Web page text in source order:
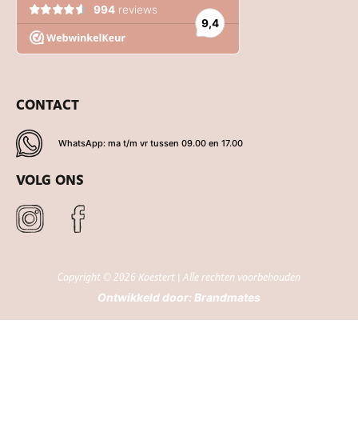
CONTACT
WhatsApp: ma t/m vr tussen 09.00 en 17.00
VOLG ONS
Copyright © 2026 Koestert | Alle rechten voorbehouden
Ontwikkeld door: Brandmates